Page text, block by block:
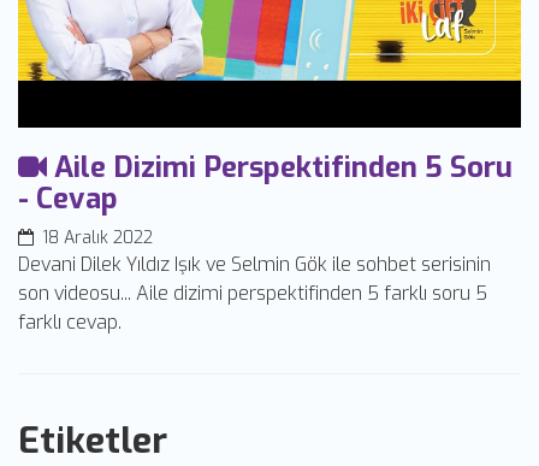
Aile Dizimi Perspektifinden 5 Soru
- Cevap
18 Aralık 2022
Devani Dilek Yıldız Işık ve Selmin Gök ile sohbet serisinin
son videosu... Aile dizimi perspektifinden 5 farklı soru 5
farklı cevap.
Etiketler